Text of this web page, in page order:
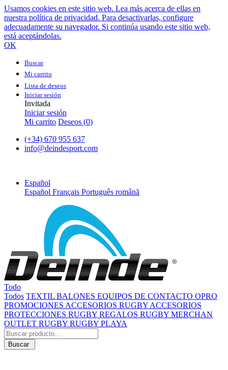
Usamos cookies en este sitio web. Lea más acerca de ellas en
nuestra política de privacidad. Para desactivarlas, configure
adecuadamente su navegador. Si continúa usando este sitio web,
está aceptándolas.
OK
Buscar
Mi carrito
Lista de deseos
Iniciar sesión
Invitada
Iniciar sesión
Mi carrito Deseos (0)
(+34) 670 955 637
info@deindesport.com
Español
Español Français Português română
Todo
Todos TEXTIL BALONES EQUIPOS DE CONTACTO OPRO
PROMOCIONES ACCESORIOS RUGBY ACCESORIOS
PROTECCIONES RUGBY REGALOS RUGBY MERCHAN
OUTLET RUGBY RUGBY PLAYA
Buscar